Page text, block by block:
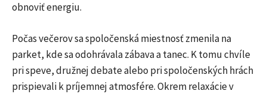
obnoviť energiu.
Počas večerov sa spoločenská miestnosť zmenila na
parket, kde sa odohrávala zábava a tanec. K tomu chvíle
pri speve, družnej debate alebo pri spoločenských hrách
prispievali k príjemnej atmosfére. Okrem relaxácie v